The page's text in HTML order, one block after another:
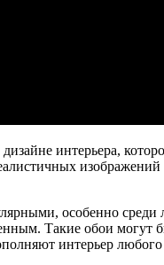
интерьера,
особенно
Такие обои
интерьер любого